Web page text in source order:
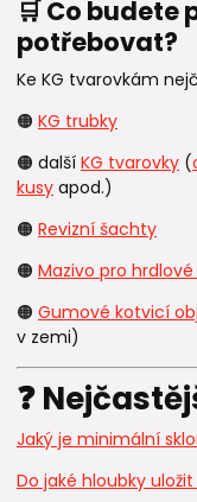
🛒 Co
potřebovat?
Ke KG tvarovkám
🟠 KG trubky
🟠 další KG tvarovky (
kusy apod.)
🟠 Revizní šachty
🟠 Mazivo pro hrdlové
🟠 Gumové kotvicí
v zemi)
❓
Jaký je minimální
Do jaké hloubky